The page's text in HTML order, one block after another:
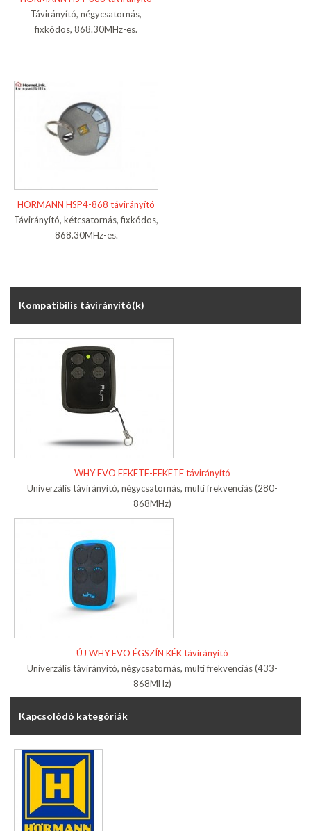
Távirányító, négycsatornás,
fixkódos, 868.30MHz-es.
HÖRMANN HSP4-868 távirányító
Távirányító, kétcsatornás, fixkódos,
868.30MHz-es.
Kompatibilis távirányító(k)
WHY EVO FEKETE-FEKETE távirányító
Univerzális távirányító, négycsatornás, multi frekvenciás (280-
868MHz)
ÚJ WHY EVO ÉGSZÍN KÉK távirányító
Univerzális távirányító, négycsatornás, multi frekvenciás (433-
868MHz)
Kapcsolódó kategóriák